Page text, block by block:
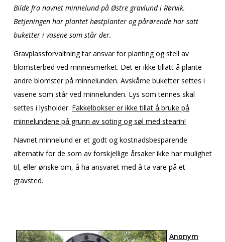
Bilde fra navnet minnelund på Østre gravlund i Rørvik.
Betjeningen har plantet høstplanter og pårørende har satt
buketter i vasene som står der.
Gravplassforvaltning tar ansvar for planting og stell av
blomsterbed ved minnesmerket. Det er ikke tillatt å plante
andre blomster på minnelunden. Avskårne buketter settes i
vasene som står ved minnelunden. Lys som tennes skal
settes i lysholder. Fakkelbokser er ikke tillat å bruke på
minnelundene på grunn av soting og søl med stearin!
Navnet minnelund er et godt og kostnadsbesparende
alternativ for de som av forskjellige årsaker ikke har mulighet
til, eller ønske om, å ha ansvaret med å ta vare på et
gravsted.
Anonym